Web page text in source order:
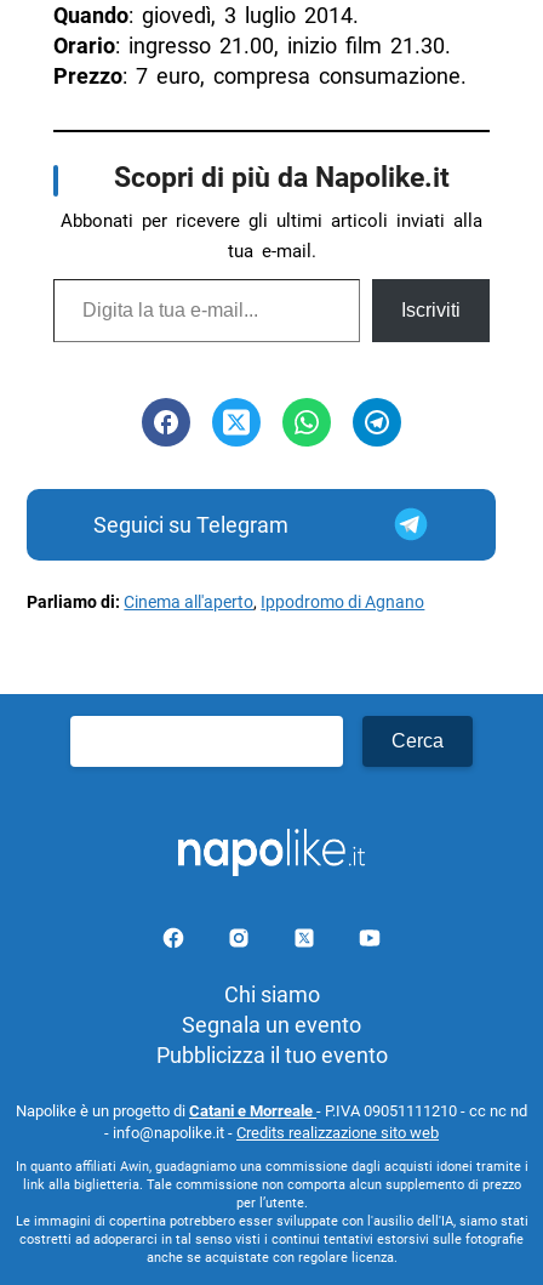
Quando: giovedì, 3 luglio 2014.
Orario: ingresso 21.00, inizio film 21.30.
Prezzo: 7 euro, compresa consumazione.
Scopri di più da Napolike.it
Abbonati per ricevere gli ultimi articoli inviati alla
tua e-mail.
Digita la tua e-mail...
Iscriviti
Seguici su Telegram
Parliamo di:Cinema all'aperto, Ippodromo di Agnano
per:
Chi siamo
Segnala un evento
Pubblicizza il tuo evento
Napolike è un progetto di Catani e Morreale - P.IVA 09051111210 - cc nc nd
- info@napolike.it - Credits realizzazione sito web
In quanto affiliati Awin, guadagniamo una commissione dagli acquisti idonei tramite i
link alla biglietteria. Tale commissione non comporta alcun supplemento di prezzo
per l’utente.
Le immagini di copertina potrebbero esser sviluppate con l'ausilio dell'IA, siamo stati
costretti ad adoperarci in tal senso visti i continui tentativi estorsivi sulle fotografie
anche se acquistate con regolare licenza.